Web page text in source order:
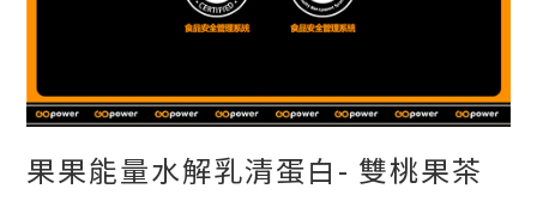
果果能量水解乳清蛋白- 雙桃果茶